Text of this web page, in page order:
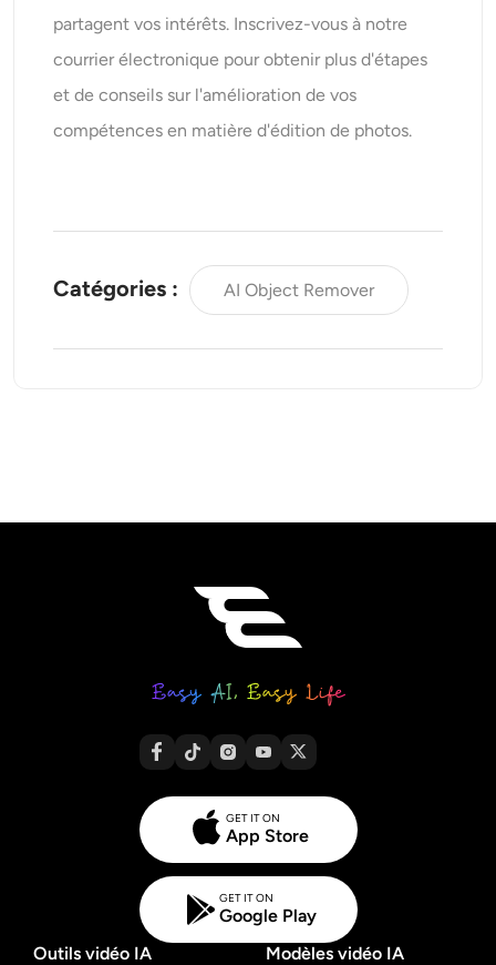
partagent vos intérêts. Inscrivez-vous à notre
courrier électronique pour obtenir plus d'étapes
et de conseils sur l'amélioration de vos
compétences en matière d'édition de photos.
Catégories : AI Object Remover
GET IT ON
App Store
GET IT ON
Google Play
Outils vidéo IA
Modèles vidéo IA